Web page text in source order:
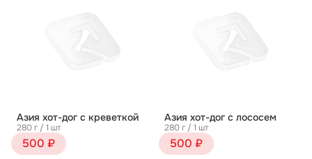
Азия хот-дог с креветкой
280 г / 1 шт
500 ₽
Азия хот-дог с лососем
280 г / 1 шт
500 ₽